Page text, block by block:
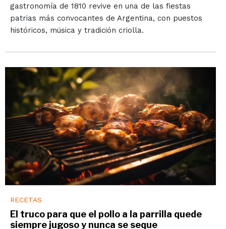
gastronomía de 1810 revive en una de las fiestas
patrias más convocantes de Argentina, con puestos
históricos, música y tradición criolla.
RECETAS
El truco para que el pollo a la parrilla quede
siempre jugoso y nunca se seque